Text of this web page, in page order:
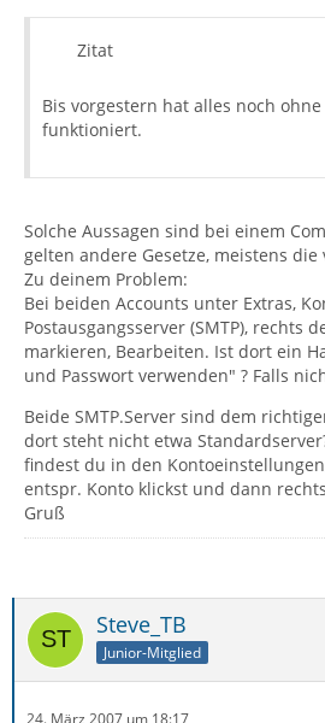
Zitat
Bis vorgestern hat alles noch
funktioniert.
Solche Aussagen sind bei einem
gelten andere Gesetze, meistens
Zu deinem Problem:
Bei beiden Accounts unter Extras,
Postausgangsserver (SMTP), rechts
markieren, Bearbeiten. Ist dort ein
und Passwort verwenden" ? Falls
Beide SMTP.Server sind dem
dort steht nicht etwa
findest du in den
entspr. Konto klickst und dann
Gruß
Steve_TB
Junior-Mitglied
24. März 2007 um 18:17